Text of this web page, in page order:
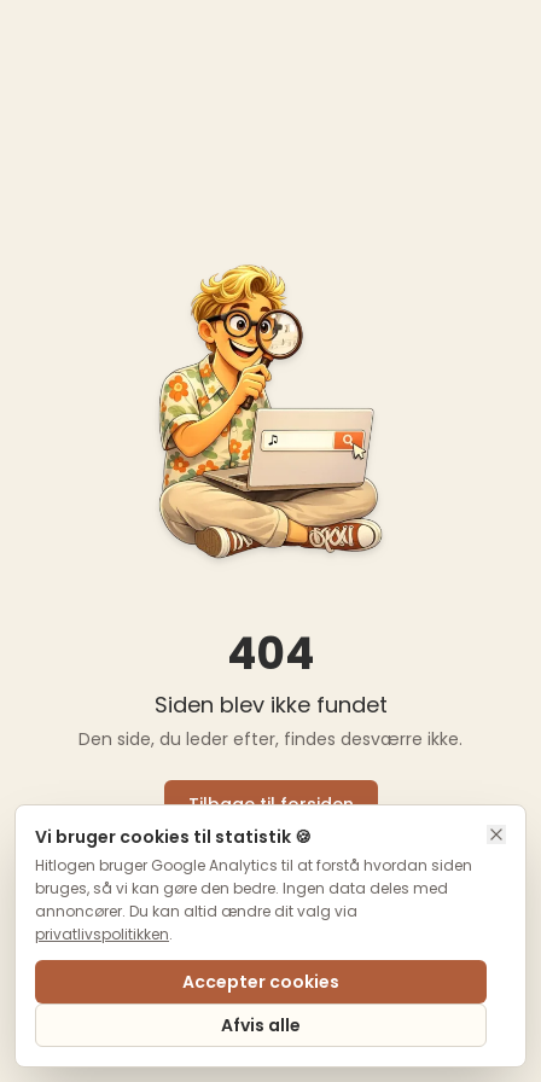
404
Siden blev ikke fundet
Den side, du leder efter, findes desværre ikke.
Tilbage til forsiden
Vi bruger cookies til statistik 🍪
Hitlogen bruger Google Analytics til at forstå hvordan siden
bruges, så vi kan gøre den bedre. Ingen data deles med
annoncører. Du kan altid ændre dit valg via
privatlivspolitikken.
Afvis alle
Accepter cookies